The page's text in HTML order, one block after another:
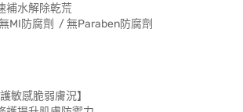
補水解除乾荒
MI防腐劑 / 無Paraben防腐劑
敏感脆弱膚況】